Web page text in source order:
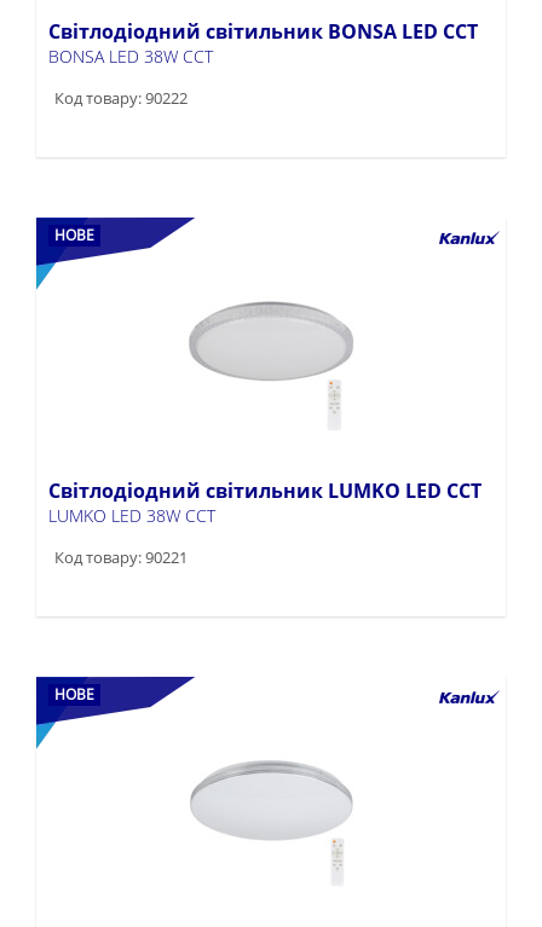
Світлодіодний світильник BONSA LED CCT
BONSA LED 38W CCT
Код товару: 90222
НОВЕ
Світлодіодний світильник LUMKO LED CCT
LUMKO LED 38W CCT
Код товару: 90221
НОВЕ